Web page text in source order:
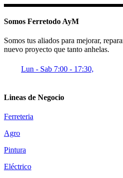
Somos Ferretodo AyM
Somos tus aliados para mejorar,
nuevo proyecto que tanto anhelas.
Lun - Sab 7:00 - 17:30,
Lineas de Negocio
Ferreteria
Agro
Pintura
Eléctrico